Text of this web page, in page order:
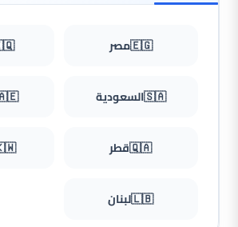
🇪🇬مصر
🇸🇦السعودية
🇶🇦قطر
🇱🇧لبنان